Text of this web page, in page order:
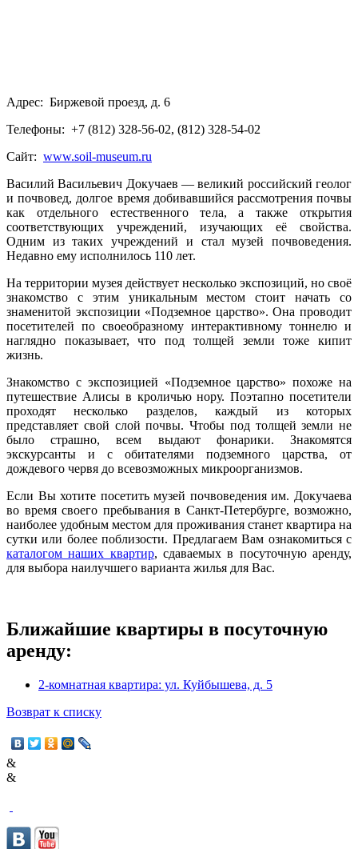
Адрес: Биржевой проезд, д. 6
Телефоны: +7 (812) 328-56-02, (812) 328-54-02
Сайт: www.soil-museum.ru
Василий Васильевич Докучаев — великий российский геолог
и почвовед, долгое время добивавшийся рассмотрения почвы
как отдельного естественного тела, а также открытия
соответствующих учреждений, изучающих её свойства.
Одним из таких учреждений и стал музей почвоведения.
Недавно ему исполнилось 110 лет.
На территории музея действует несколько экспозиций, но своё
знакомство с этим уникальным местом стоит начать со
знаменитой экспозиции «Подземное царство». Она проводит
посетителей по своеобразному интерактивному тоннелю и
наглядно показывает, что под толщей земли тоже кипит
жизнь.
Знакомство с экспозицией «Подземное царство» похоже на
путешествие Алисы в кроличью нору. Поэтапно посетители
проходят несколько разделов, каждый из которых
представляет свой слой почвы. Чтобы под толщей земли не
было страшно, всем выдают фонарики. Знакомятся
экскурсанты и с обитателями подземного царства, от
дождевого червя до всевозможных микроорганизмов.
Если Вы хотите посетить музей почвоведения им. Докучаева
во время своего пребывания в Санкт-Петербурге, возможно,
наиболее удобным местом для проживания станет квартира на
сутки или более поблизости. Предлагаем Вам ознакомиться с
каталогом наших квартир, сдаваемых в посуточную аренду,
для выбора наилучшего варианта жилья для Вас.
Ближайшие квартиры в посуточную
аренду:
2-комнатная квартира: ул. Куйбышева, д. 5
Возврат к списку
&
&